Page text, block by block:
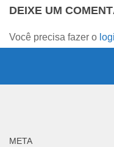
DEIXE UM
Você precisa fazer o
META